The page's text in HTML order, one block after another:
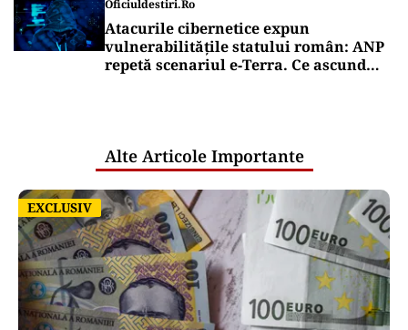
Oficiuldestiri.ro
Atacurile cibernetice expun
vulnerabilitățile statului român: ANP
repetă scenariul e‑Terra. Ce ascund
Alte Articole Importante
EXCLUSIV
EXCLUSIV